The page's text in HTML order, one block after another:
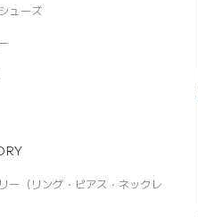
ューズ
ー（リング・ピアス・ネックレ